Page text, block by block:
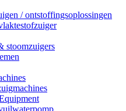
/ ontstoffingsoplossingen
stoomzuigers